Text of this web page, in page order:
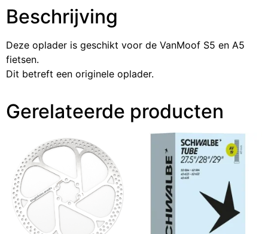
Beschrijving
Deze oplader is geschikt voor de VanMoof S5 en A5
fietsen.
Dit betreft een originele oplader.
Gerelateerde producten